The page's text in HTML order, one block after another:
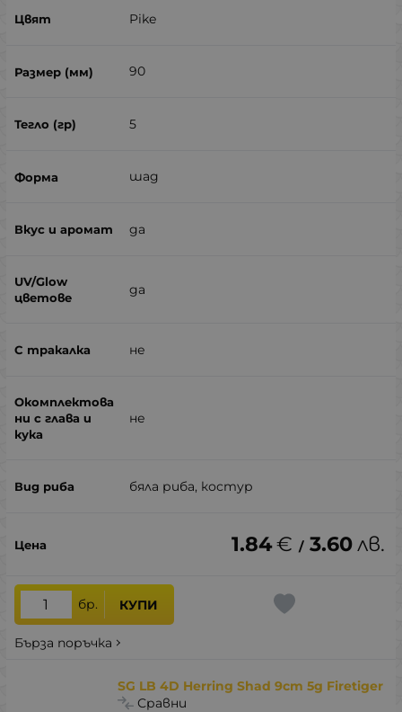
Pike
90
5
шад
да
да
не
не
бяла риба, костур
1.84€ / 3.60лв.
бр. КУПИ
Бърза поръчка
SG LB 4D Herring Shad 9cm 5g Firetiger
Сравни